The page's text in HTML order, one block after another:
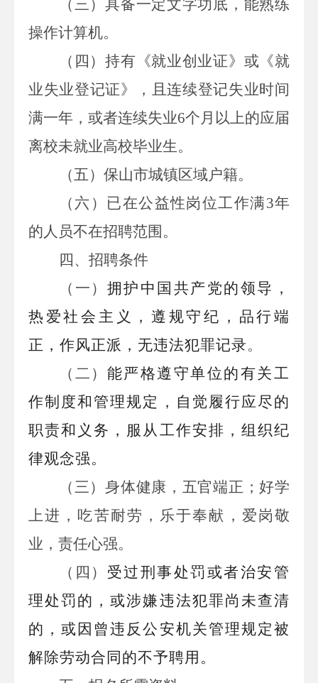
（三）具备一定文字功底，能熟练
操作计算机。
（四）持有《就业创业证》或《就
业失业登记证》，且连续登记失业时间
满一年，或者连续失业6个月以上的应届
离校未就业高校毕业生。
（五）保山市城镇区域户籍。
（六）已在公益性岗位工作满3年
的人员不在招聘范围。
四、招聘条件
（一） 拥护中国共产党的领导，
热爱社会主义， 遵规守纪 ，品行端
正，作风正派，无违法犯罪记录。
（二） 能严格遵守单位的有关工
作制度和管理规定，自觉履行应尽的
职责和义务， 服从工作安排， 组织纪
律观念强。
（三）身体健康，五官端正； 好学
上进， 吃苦耐劳，乐于奉献，爱岗敬
业，责任心强。
（四） 受过刑事处罚或者治安管
理处罚的，或涉嫌违法犯罪尚未查清
的，或因曾违反公安机关管理规定被
解除劳动合同的不予聘用。